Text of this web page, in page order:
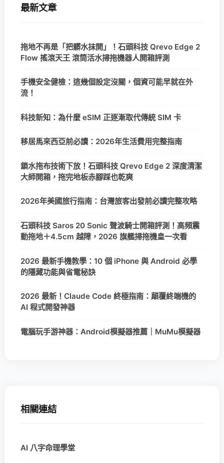
最新文章
拖地不再是「把髒水抹開」！石頭科技 Qrevo Edge 2
Flow 搖滾天王 滾筒活水掃拖機器人開箱評測
手機安全健檢：這幾個設定沒關，個資可能早就在外
流！
科技新知：為什麼 eSIM 正逐漸取代傳統 SIM 卡
移居馬來西亞前必讀：2026年生活費用完整指南
鎖水拖布技術下放！石頭科技 Qrevo Edge 2 深度清潔
大師開箱，拖完地板赤腳踩也乾爽
2026年美國旅行指南：台灣旅客出發前必讀完整攻略
石頭科技 Saros 20 Sonic 聲波騎士開箱評測！高頻震
動拖地＋4.5cm 越障，2026 旗艦掃拖機皇一次看
2026 最新手機教學：10 個 iPhone 與 Android 必學
的隱藏功能與省電秘訣
2026 最新！Claude Code 終極指南：顛覆終端機的
AI 程式開發神器
電腦玩手游神器：Android模擬器推薦｜MuMu模擬器
相關連結
AI 八字命理學堂